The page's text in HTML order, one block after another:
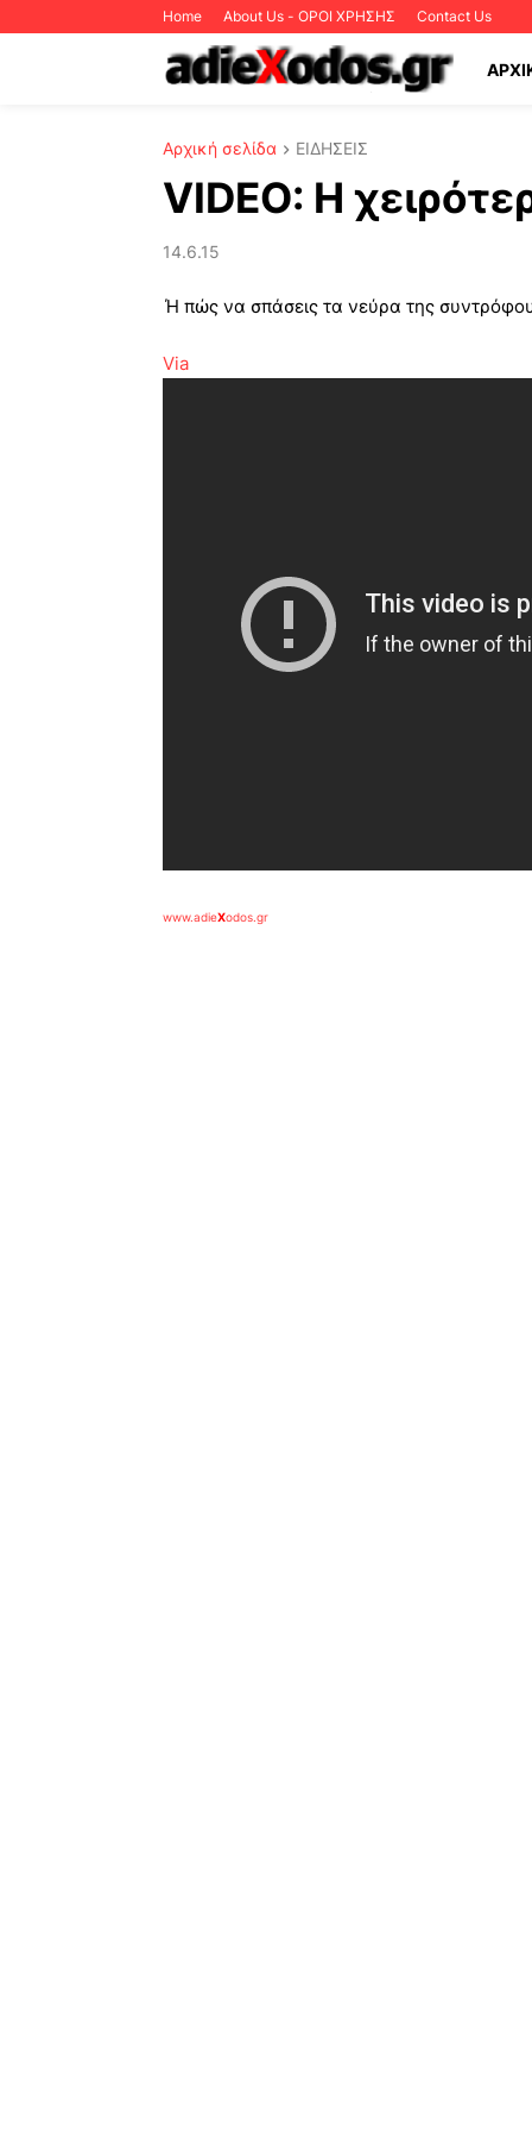
Home About Us - ΟΡΟΙ ΧΡΗΣΗΣ Contact Us
Αρχική σελίδα ΕΙΔΗΣΕΙΣ
VIDEO: Η
14.6.15
Ή πώς να σπάσεις τα νεύρα της
Via
www.adieXodos.gr